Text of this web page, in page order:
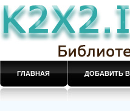
ГЛАВНАЯ ДОБАВИТЬ